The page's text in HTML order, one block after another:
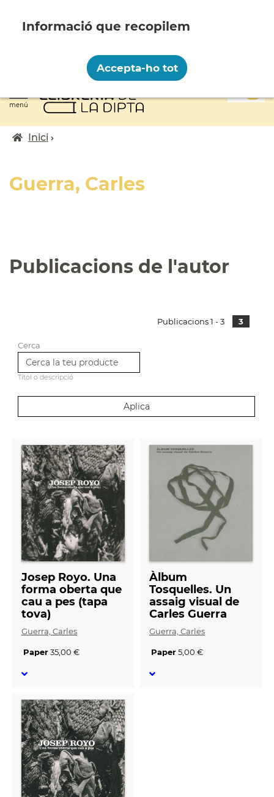
contingut
menú
Fil
Inici
Guerra, Carles
Publicacions de l'autor
Publicacions 1 - 3 3
Cerca
Títol o descripció
Josep Royo. Una
forma oberta que
cau a pes (tapa
tova)
Guerra, Carles
Paper35,00 €
Àlbum
Tosquelles. Un
assaig visual de
Carles Guerra
Guerra, Carles
Paper5,00 €
personal amb les següents finalitats:
Funcionalitat, Analítica.
Més informació
Canviar preferències
Accepta-ho tot